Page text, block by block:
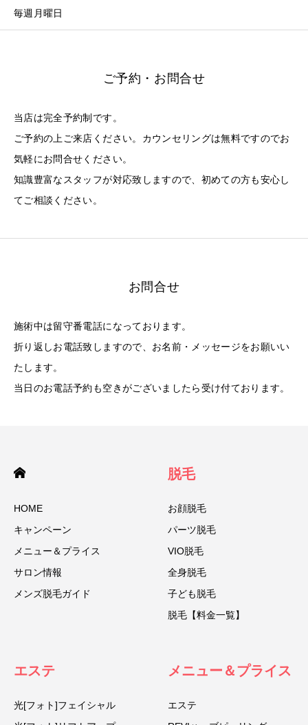
毎週月曜日
ご予約・お問合せ
当店は完全予約制です。
ご予約の上ご来店ください。カウンセリングは無料ですのでお
気軽にお問合せください。
知識豊富なスタッフが対応致しますので、初めての方も安心し
てご相談ください。
お問合せ
施術中は留守番電話になっております。
折り返しお電話致しますので、お名前・メッセージをお願いい
たします。
当日のお電話予約も空きがございましたら受け付ております。
HOME
キャンペーン
メニュー＆プライス
サロン情報
メンズ脱毛ガイド
脱毛
お顔脱毛
パーツ脱毛
VIO脱毛
全身脱毛
子ども脱毛
脱毛【料金一覧】
エステ
光[フォト]フェイシャル
メニュー＆プライス
エステ